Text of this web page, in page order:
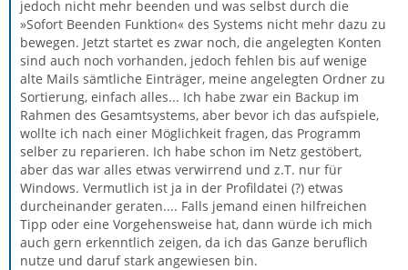
jedoch nicht mehr beenden und was selbst durch die
»Sofort Beenden Funktion« des Systems nicht mehr dazu zu
bewegen. Jetzt startet es zwar noch, die angelegten Konten
sind auch noch vorhanden, jedoch fehlen bis auf wenige
alte Mails sämtliche Einträger, meine angelegten Ordner zu
Sortierung, einfach alles... Ich habe zwar ein Backup im
Rahmen des Gesamtsystems, aber bevor ich das aufspiele,
wollte ich nach einer Möglichkeit fragen, das Programm
selber zu reparieren. Ich habe schon im Netz gestöbert,
aber das war alles etwas verwirrend und z.T. nur für
Windows. Vermutlich ist ja in der Profildatei (?) etwas
durcheinander geraten.... Falls jemand einen hilfreichen
Tipp oder eine Vorgehensweise hat, dann würde ich mich
auch gern erkenntlich zeigen, da ich das Ganze beruflich
nutze und daruf stark angewiesen bin.